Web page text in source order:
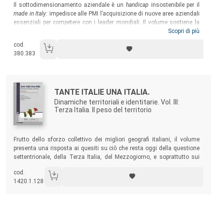
Sommario:
Il sottodimensionamento aziendale è un handicap insostenibile per il
made in Italy: impedisce alle PMI l’acquisizione di nuove aree aziendali
essenziali per competere con i leader mondiali. Il volume sostiene la
tesi che vi è un solo modo per acquisirle salvaguardando identità e
coordinamento interaziendale e la formazione di
produzione autoinnescante
Scopri di più
cod.
380.383
Autori:
Titolo:
TANTE ITALIE UNA ITALIA.
Dinamiche territoriali e identitarie. Vol. III:
Terza Italia. Il peso del territorio
Frutto dello sforzo collettivo dei migliori geografi italiani, il volume
presenta una risposta ai quesiti su ciò che resta oggi della questione
settentrionale, della Terza Italia, del Mezzogiorno, e soprattutto sui
cod.
1420.1.128